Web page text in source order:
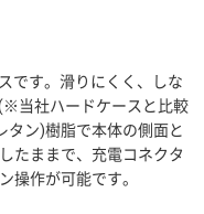
です。滑りにくく、しな
当社ハードケースと比較
タン)樹脂で本体の側面と
たままで、充電コネクタ
操作が可能です。